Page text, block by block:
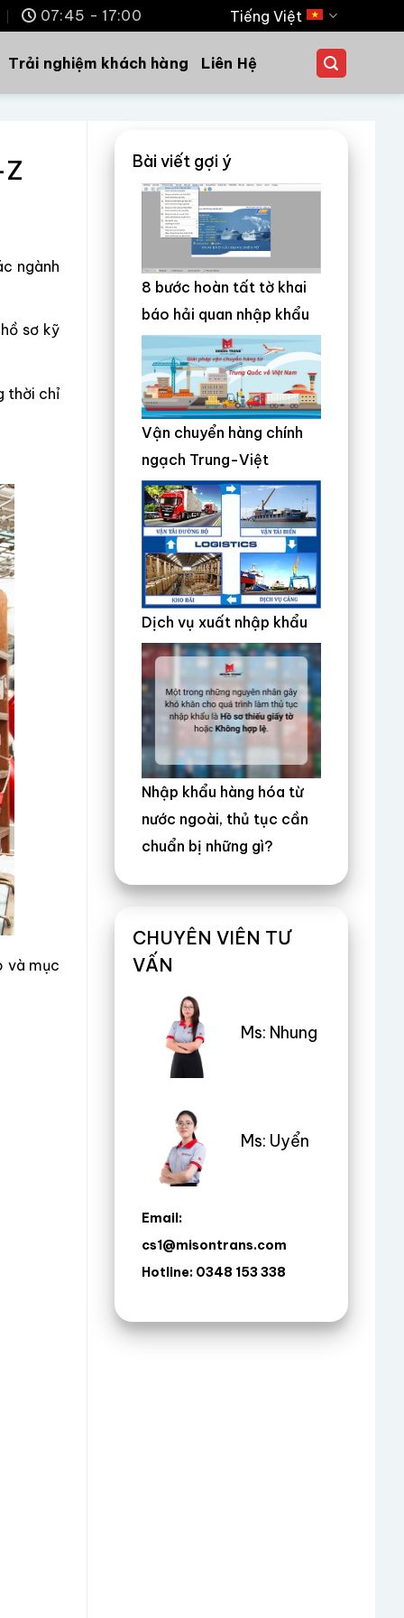
07:45 - 17:00 Tiếng Việt
Trải nghiệm khách hàng Liên Hệ
ngành
sơ kỹ
thời chỉ
và mục
Bài viết gợi ý
8 bước hoàn tất tờ khai
báo hải quan nhập khẩu
Vận chuyển hàng chính
ngạch Trung-Việt
Dịch vụ xuất nhập khẩu
Nhập khẩu hàng hóa từ
nước ngoài, thủ tục cần
chuẩn bị những gì?
CHUYÊN VIÊN TƯ
VẤN
Ms: Nhung
Ms: Uyển
Email:
cs1@misontrans.com
Hotline: 0348 153 338